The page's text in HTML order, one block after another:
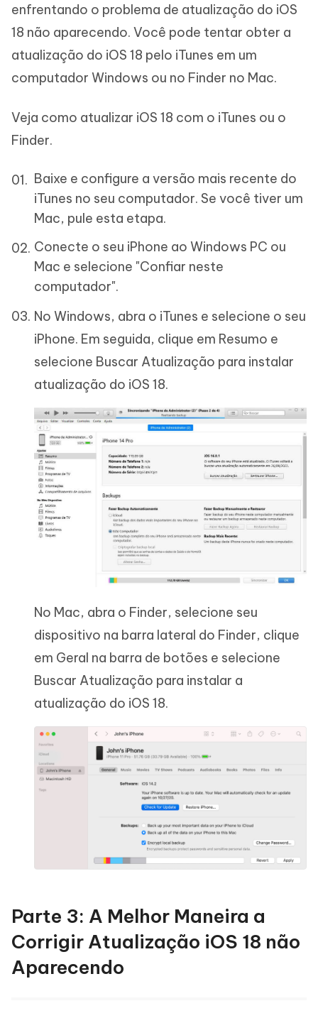
enfrentando o problema de atualização do iOS
18 não aparecendo. Você pode tentar obter a
atualização do iOS 18 pelo iTunes em um
computador Windows ou no Finder no Mac.
Veja como atualizar iOS 18 com o iTunes ou o
Finder.
Baixe e configure a versão mais recente do
iTunes no seu computador. Se você tiver um
Mac, pule esta etapa.
Conecte o seu iPhone ao Windows PC ou
Mac e selecione "Confiar neste
computador".
No Windows, abra o iTunes e selecione o seu
iPhone. Em seguida, clique em Resumo e
selecione Buscar Atualização para instalar
atualização do iOS 18.
No Mac, abra o Finder, selecione seu
dispositivo na barra lateral do Finder, clique
em Geral na barra de botões e selecione
Buscar Atualização para instalar a
atualização do iOS 18.
Parte 3: A Melhor Maneira a
Corrigir Atualização iOS 18 não
Aparecendo